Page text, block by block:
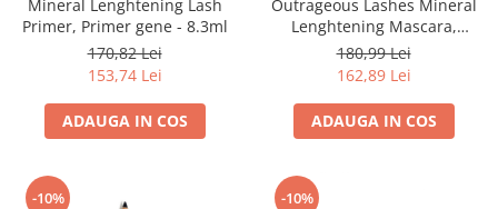
Mineral Lenghtening Lash
Primer, Primer gene - 8.3ml
170,82 Lei
153,74 Lei
ADAUGA IN COS
Outrageous Lashes Mineral
Lenghtening Mascara,
Mascara - 8.3ml
180,99 Lei
162,89 Lei
ADAUGA IN COS
-10% -10%